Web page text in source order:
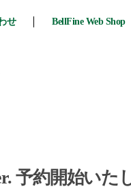
せ BellFine Web Shop
予約開始いた